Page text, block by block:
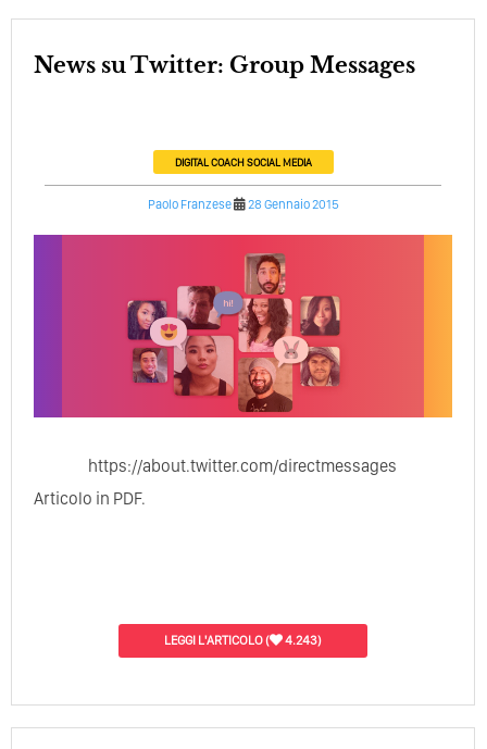
News su Twitter: Group Messages
DIGITAL COACH SOCIAL MEDIA
Paolo Franzese 28 Gennaio 2015
https://about.twitter.com/directmessages
Articolo in PDF.
LEGGI L'ARTICOLO( 4.243)